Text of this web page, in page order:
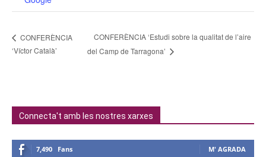
CONFERÈNCIA
‘Víctor Català’
CONFERÈNCIA ‘Estudi sobre la qualitat de l’aire
del Camp de Tarragona’
Connecta't amb les nostres xarxes
7,490 Fans M' AGRADA